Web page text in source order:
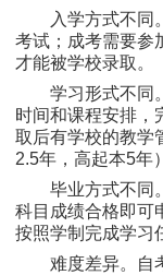
入学方式不同
考试；成考需要参
才能被学校录取。
学习形式不同
时间和课程安排，
取后有学校的教学
2.5年，高起本5年
毕业方式不同
科目成绩合格即可
按照学制完成学习
难度差异。自